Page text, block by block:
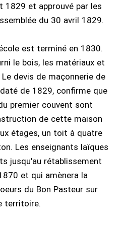
1829 et approuvé par les
du 30 avril 1829.
est terminé en 1830.
le bois, les matériaux et
devis de maçonnerie de
de 1829, confirme que
premier couvent sont
de cette maison
étages, un toit à quatre
Les enseignants laïques
jusqu'au rétablissement
et qui amènera la
du Bon Pasteur sur
territoire.